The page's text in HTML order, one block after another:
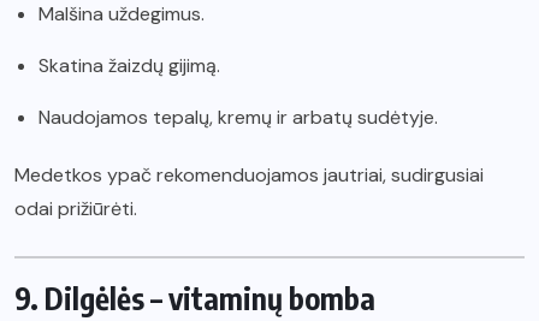
Malšina uždegimus.
Skatina žaizdų gijimą.
Naudojamos tepalų, kremų ir arbatų sudėtyje.
Medetkos ypač rekomenduojamos jautriai, sudirgusiai
odai prižiūrėti.
9. Dilgėlės – vitaminų bomba